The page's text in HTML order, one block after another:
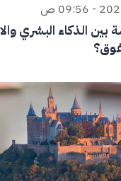
بين الذكاء البشري